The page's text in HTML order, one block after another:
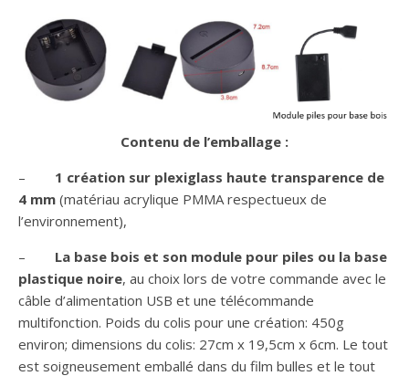
Contenu de l’emballage :
– 1 création sur plexiglass haute transparence de
4 mm (matériau acrylique PMMA respectueux de
l’environnement),
– La base bois et son module pour piles ou la base
plastique noire, au choix lors de votre commande avec le
câble d’alimentation USB et une télécommande
multifonction. Poids du colis pour une création: 450g
environ; dimensions du colis: 27cm x 19,5cm x 6cm. Le tout
est soigneusement emballé dans du film bulles et le tout